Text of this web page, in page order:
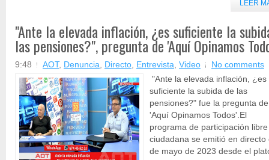
LEER
"Ante la elevada inflación, ¿es suficiente la
las pensiones?", pregunta de 'Aquí Opinamos
9:48 AOT, Denuncia, Directo, Entrevista, Video
No comments
"Ante la elevada inflación, ¿es
suficiente la subida de las
pensiones?" fue la pregunta de
'Aquí Opinamos Todos'.El
programa de participación
ciudadana se emitió en directo
de mayo de 2023 desde el